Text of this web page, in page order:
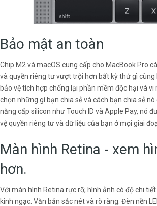
Bảo mật an toàn
Chip M2 và macOS cung cấp cho MacBook Pro
và quyền riêng tư vượt trội hơn bất kỳ thứ gì cùng
bảo vệ tích hợp chống lại phần mềm độc hại và
chọn những gì bạn chia sẻ và cách bạn chia sẻ
năng cấp silicon như Touch ID và Apple Pay, nó
vệ quyền riêng tư và dữ liệu của bạn ở mọi giai
Màn hình Retina - xem
hơn.
Với màn hình Retina rực rỡ, hình ảnh có độ chi
kinh ngạc. Văn bản sắc nét và rõ ràng. Đèn nền